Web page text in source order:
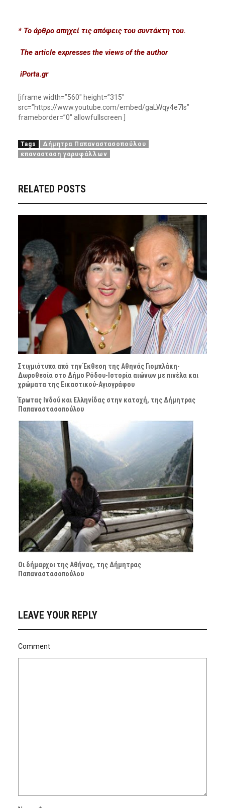
* Το άρθρο απηχεί τις απόψεις του συντάκτη του.
The article expresses the views of the author
iPorta.gr
[iframe width=”560″ height=”315″
src=”https://www.youtube.com/embed/gaLWqy4e7ls”
frameborder=”0″ allowfullscreen ]
Tags
Δήμητρα Παπαναστασοπούλου
επανασταση γαρυφάλλων
RELATED POSTS
Στιγμιότυπα από την Έκθεση της Αθηνάς Γιομπλάκη-
Δωροθεσία στο Δήμο Ρόδου-Ιστορία αιώνων με πινέλα και
χρώματα της Εικαστικού-Αγιογράφου
Έρωτας Ινδού και Ελληνίδας στην κατοχή, της Δήμητρας
Παπαναστασοπούλου
Οι δήμαρχοι της Αθήνας, της Δήμητρας
Παπαναστασοπούλου
LEAVE YOUR REPLY
Comment